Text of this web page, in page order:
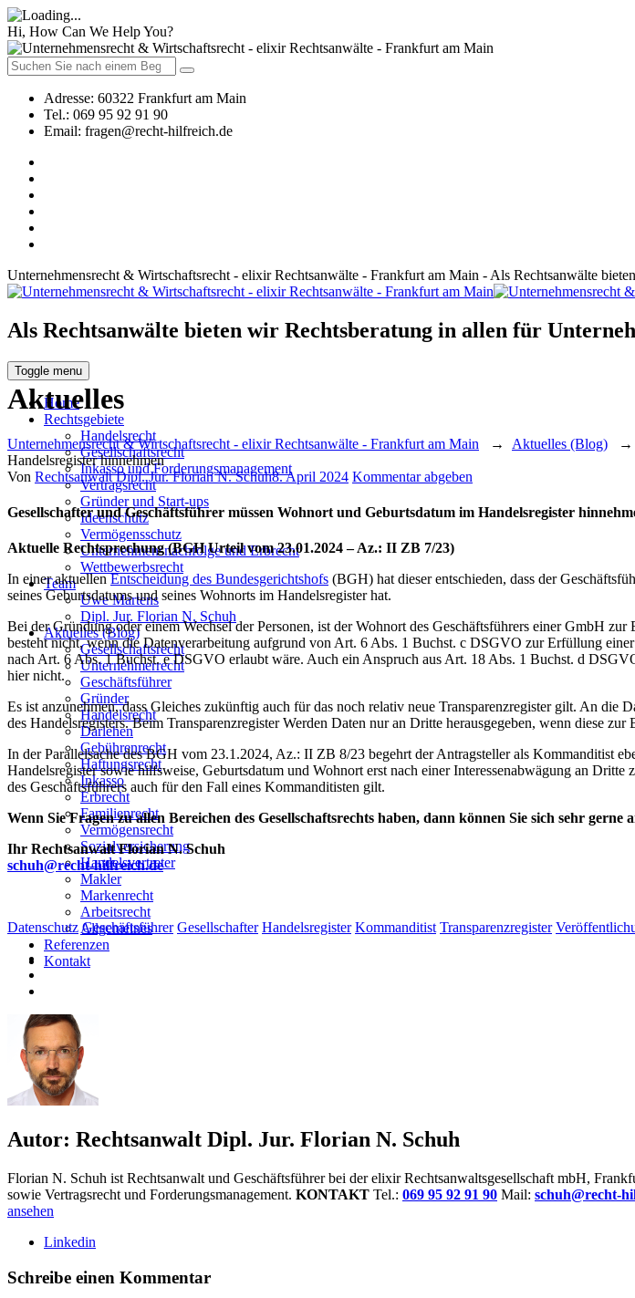
Hi, How Can We Help You?
Adresse: 60322 Frankfurt am Main
Tel.: 069 95 92 91 90
Email: fragen@recht-hilfreich.de
Unternehmensrecht & Wirtschaftsrecht - elixir Rechtsanwälte - Frankfurt am Main - Als Rechtsanwälte
Als Rechtsanwälte bieten wir Rechtsberatung in allen für
Toggle menu
Home
Rechtsgebiete
Handelsrecht
Gesellschaftsrecht
Inkasso und Forderungsmanagement
Vertragsrecht
Gründer und Start-ups
Ideenschutz
Vermögensschutz
Unternehmensnachfolge und Erbrecht
Wettbewerbsrecht
Team
Uwe Martens
Dipl. Jur. Florian N. Schuh
Aktuelles (Blog)
Gesellschaftsrecht
Unternehmerrecht
Geschäftsführer
Gründer
Handelsrecht
Darlehen
Gebührenrecht
Haftungsrecht
Inkasso
Erbrecht
Familienrecht
Vermögensrecht
Sozialversicherung
Handelsvertreter
Makler
Markenrecht
Arbeitsrecht
Allgemeines
Referenzen
Kontakt
Aktuelles
Unternehmensrecht & Wirtschaftsrecht - elixir Rechtsanwälte - Frankfurt am Main → Aktuelles (Blog) →
Handelsregister hinnehmen
Author
Von Rechtsanwalt Dipl. Jur. Florian N. SchuhPosted
8. April 2024 Kommentar abgeben
Gesellschafter und Geschäftsführer müssen Wohnort und Geburtsdatum im Handelsregister
Aktuelle Rechtsprechung (BGH Urteil vom 23.01.2024 – Az.: II ZB 7/23)
In einer aktuellenEntscheidung des Bundesgerichtshofs (BGH) hat dieser entschieden, dass der
seines Geburtsdatums und seines Wohnorts im Handelsregister hat.
Bei der Gründung oder einem Wechsel der Personen, ist der Wohnort des Geschäftsführers einer GmbH
besteht nicht, wenn die Datenverarbeitung aufgrund von Art. 6 Abs. 1 Buchst. c DSGVO zur Erfüllung
nach Art. 6 Abs. 1 Buchst. e DSGVO erlaubt wäre. Auch ein Anspruch aus Art. 18 Abs. 1 Buchst. d
hier nicht.
Es ist anzunehmen, dass Gleiches zukünftig auch für das noch relativ neue Transparenzregister gilt. An
des Handelsregisters. Beim Transparenzregister Werden Daten nur an Dritte herausgegeben, wenn diese
In der Parallelsache des BGH vom 23.1.2024, Az.: II ZB 8/23 begehrt der Antragsteller als Kommanditist
Handelsregister sowie hilfsweise, Geburtsdatum und Wohnort erst nach einer Interessenabwägung an
des Geschäftsführers auch für den Fall eines Kommanditisten gilt.
Wenn Sie Fragen zu allen Bereichen des Gesellschaftsrechts haben, dann können Sie sich sehr gerne
Ihr Rechtsanwalt Florian N. Schuh
schuh@recht-hilfreich.de
Datenschutz Geschäftsführer Gesellschafter Handelsregister Kommanditist Transparenzregister
Autor: Rechtsanwalt Dipl. Jur. Florian N. Schuh
Florian N. Schuh ist Rechtsanwalt und Geschäftsführer bei der elixir Rechtsanwaltsgesellschaft mbH,
sowie Vertragsrecht und Forderungsmanagement. KONTAKT Tel.: 069 95 92 91 90 Mail: schuh@recht-
ansehen
Linkedin
Schreibe einen Kommentar